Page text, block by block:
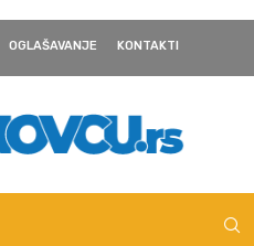
OGLAŠAVANJE KONTAKTI